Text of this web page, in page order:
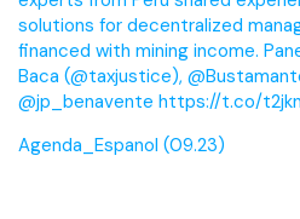
solutions for decentralized
financed with mining income.
Baca (@taxjustice),
@jp_benavente https://t.co/
Agenda_Espanol (09.23)